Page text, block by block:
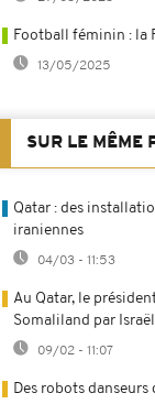
Football féminin : la
13/05/2025
SUR LE MÊME
Qatar : des
iraniennes
04/03 - 11:53
Au Qatar, le
Somaliland par Israël
09/02 - 11:07
Des robots